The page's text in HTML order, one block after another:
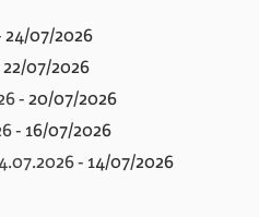
24/07/2026
22/07/2026
-20/07/2026
- 16/07/2026
- 14/07/2026